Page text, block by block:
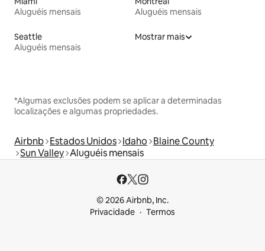
Aluguéis mensais
Aluguéis mensais
Seattle
Aluguéis mensais
Mostrar mais
*Algumas exclusões podem se aplicar a determinadas
localizações e algumas propriedades.
Airbnb Estados Unidos Idaho Blaine County
Sun Valley Aluguéis mensais
© 2026 Airbnb, Inc.
Privacidade
Termos